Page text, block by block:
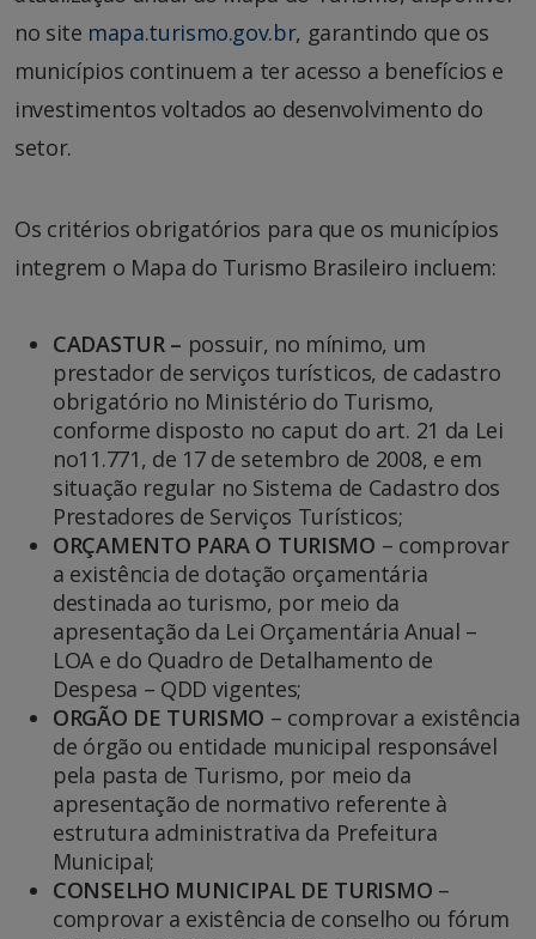
no site mapa.turismo.gov.br, garantindo que os
municípios continuem a ter acesso a benefícios e
investimentos voltados ao desenvolvimento do
setor.
Os critérios obrigatórios para que os municípios
integrem o Mapa do Turismo Brasileiro incluem:
CADASTUR – possuir, no mínimo, um
prestador de serviços turísticos, de cadastro
obrigatório no Ministério do Turismo,
conforme disposto no caput do art. 21 da Lei
no11.771, de 17 de setembro de 2008, e em
situação regular no Sistema de Cadastro dos
Prestadores de Serviços Turísticos;
ORÇAMENTO PARA O TURISMO – comprovar
a existência de dotação orçamentária
destinada ao turismo, por meio da
apresentação da Lei Orçamentária Anual –
LOA e do Quadro de Detalhamento de
Despesa – QDD vigentes;
ORGÃO DE TURISMO – comprovar a existência
de órgão ou entidade municipal responsável
pela pasta de Turismo, por meio da
apresentação de normativo referente à
estrutura administrativa da Prefeitura
Municipal;
CONSELHO MUNICIPAL DE TURISMO –
comprovar a existência de conselho ou fórum